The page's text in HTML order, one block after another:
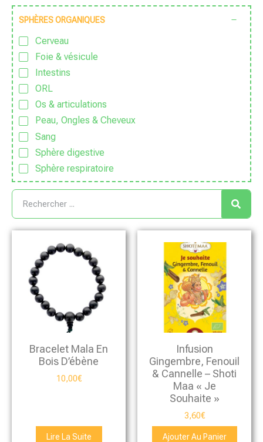
Végétarien
Vidéos
Zéro déchet
SPHÈRES ORGANIQUES
Cerveau
Foie & vésicule
Intestins
ORL
Os & articulations
Peau, Ongles & Cheveux
Sang
Sphère digestive
Sphère respiratoire
Bracelet Mala En
Bois D’ébène
10,00€
Lire La Suite
Infusion
Gingembre, Fenouil
& Cannelle – Shoti
Maa « Je
Souhaite »
3,60€
Ajouter Au Panier